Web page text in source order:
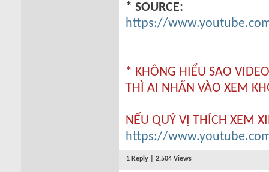
* SOURCE:
https://
* KHÔNG HIỂU SAO
THÌ AI NHẤN VÀO XEM
NẾU QUÝ VỊ THÍCH XEM
https://
1 Reply | 2,504 Views